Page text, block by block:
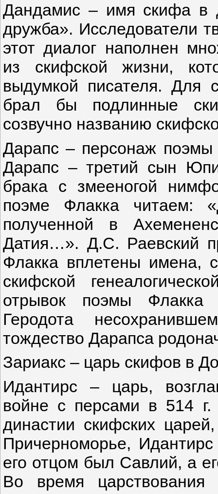
Дандамис – имя скифа в
дружба». Исследователи
этот диалог наполнен
из скифской жизни,
выдумкой писателя. Для
брал бы подлинные
созвучно названию
Дарапс – персонаж поэмы
Дарапс – третий сын
брака с змееногой
поэме Флакка читаем:
полученной в
Датия…». Д.С. Раевский
Флакка вплетены имена,
скифской
отрывок поэмы Флакка
Геродота
тождество Дарапса
Зариакс – царь скифов в
Идантирс – царь,
войне с персами в 514 г.
династии скифских
Причерноморье,
его отцом был Савлий, а
Во время царствования